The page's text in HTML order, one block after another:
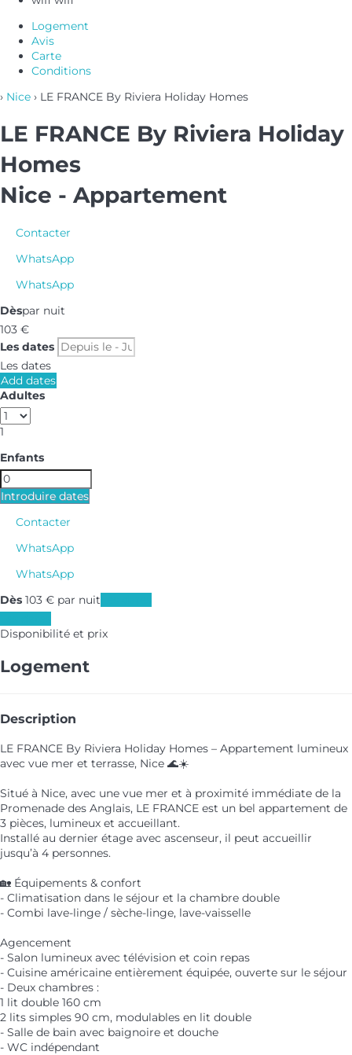
Logement
Avis
Carte
Conditions
› Nice › LE FRANCE By Riviera Holiday Homes
LE FRANCE By Riviera Holiday
Homes
Nice - Appartement
Contacter
WhatsApp
WhatsApp
Dèspar nuit
103 €
Les dates
Les dates
Add dates
Adultes
1
Enfants
Introduire dates
Contacter
WhatsApp
WhatsApp
Dès 103 € par nuit
Disponibilité et prix
Logement
Description
LE FRANCE By Riviera Holiday Homes – Appartement lumineux
avec vue mer et terrasse, Nice 🌊☀️
Situé à Nice, avec une vue mer et à proximité immédiate de la
Promenade des Anglais, LE FRANCE est un bel appartement de
3 pièces, lumineux et accueillant.
Installé au dernier étage avec ascenseur, il peut accueillir
jusqu’à 4 personnes.
🏡 Équipements & confort
- Climatisation dans le séjour et la chambre double
- Combi lave-linge / sèche-linge, lave-vaisselle
Agencement
- Salon lumineux avec télévision et coin repas
- Cuisine américaine entièrement équipée, ouverte sur le séjour
- Deux chambres :
1 lit double 160 cm
2 lits simples 90 cm, modulables en lit double
- Salle de bain avec baignoire et douche
- WC indépendant